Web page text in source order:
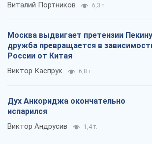
Виталий Портников 6,3 т.
Москва выдвигает претензии
дружба превращается в
России от Китая
Виктор Каспрук 6,8 т.
Дух Анкориджа окончательно
испарился
Виктор Андрусив 1,4 т.